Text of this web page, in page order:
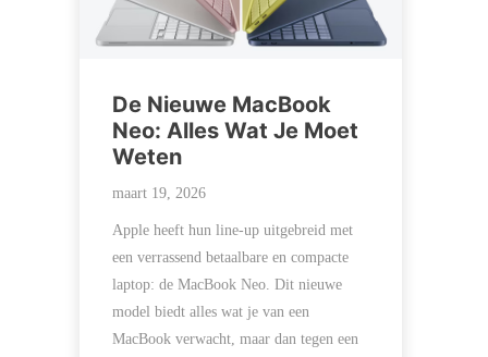
De Nieuwe MacBook
Neo: Alles Wat Je Moet
Weten
maart 19, 2026
Apple heeft hun line-up uitgebreid met
een verrassend betaalbare en compacte
laptop: de MacBook Neo. Dit nieuwe
model biedt alles wat je van een
MacBook verwacht, maar dan tegen een